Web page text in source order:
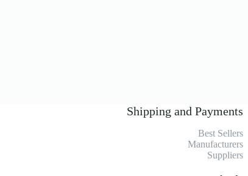
Shipping and Payments
Best Sellers
Manufacturers
Suppliers